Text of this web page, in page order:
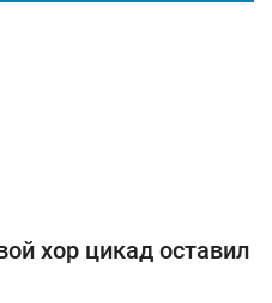
хор цикад оставил